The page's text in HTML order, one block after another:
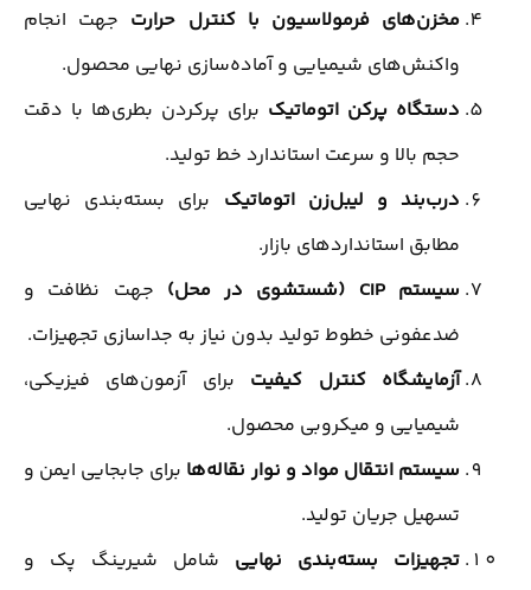
مخزن‌های فرمولاسیون با کنترل حرارت جهت انجام
واکنش‌های شیمیایی و آماده‌سازی نهایی محصول.
دستگاه پرکن اتوماتیک برای پرکردن بطری‌ها با دقت
حجم بالا و سرعت استاندارد خط تولید.
درب‌بند و لیبل‌زن اتوماتیک برای بسته‌بندی نهایی
مطابق استانداردهای بازار.
سیستم CIP (شستشوی در محل)
جهت نظافت و
ضدعفونی خطوط تولید بدون نیاز به جداسازی تجهیزات.
آزمایشگاه کنترل کیفیت برای آزمون‌های فیزیکی،
شیمیایی و میکروبی محصول.
سیستم انتقال مواد و نوار نقاله‌ها برای جابجایی ایمن و
تسهیل جریان تولید.
تجهیزات بسته‌بندی نهایی شامل شیرینگ پک و